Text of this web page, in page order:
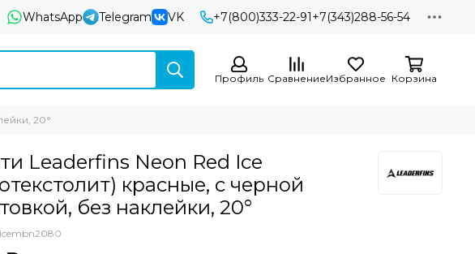
WhatsApp Telegram VK +7(800)333-22-91+7(343)288-56-54
Профиль СравнениеИзбранное Корзина
20°
Leaderfins Neon Red Ice
красные, с черной
без наклейки, 20°